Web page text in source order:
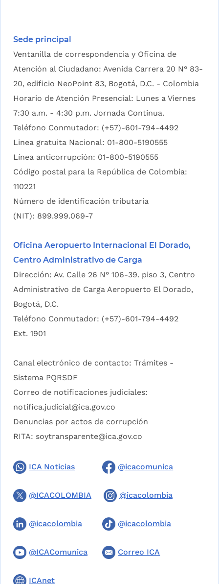
Sede principal
Ventanilla de correspondencia y Oficina de
Atención al Ciudadano: Avenida Carrera 20 N° 83-
20, edificio NeoPoint 83, Bogotá, D.C. - Colombia
Horario de Atención Presencial: Lunes a Viernes
7:30 a.m. - 4:30 p.m. Jornada Continua.
Teléfono Conmutador: (+57)-601-794-4492
Linea gratuita Nacional: 01-800-5190555
Línea anticorrupción: 01-800-5190555
Código postal para la República de Colombia:
110221
Número de identificación tributaria
(NIT): 899.999.069-7
Oficina Aeropuerto Internacional El Dorado,
Centro Administrativo de Carga
Dirección: Av. Calle 26 N° 106-39. piso 3, Centro
Administrativo de Carga Aeropuerto El Dorado,
Bogotá, D.C.
Teléfono Conmutador: (+57)-601-794-4492
Ext. 1901
Canal electrónico de contacto: Trámites -
Sistema PQRSDF
Correo de notificaciones judiciales:
notifica.judicial@ica.gov.co
Denuncias por actos de corrupción
RITA: soytransparente@ica.gov.co
ICA Noticias @icacomunica
@ICACOLOMBIA @icacolombia
@icacolombia @icacolombia
@ICAComunica Correo ICA
ICAnet